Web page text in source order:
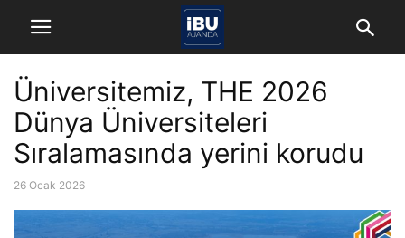
Üniversitemiz, THE 2026
Dünya Üniversiteleri
Sıralamasında yerini korudu
26 Ocak 2026